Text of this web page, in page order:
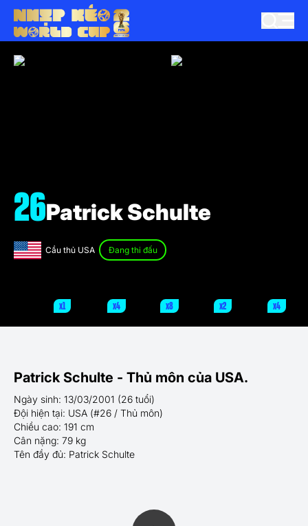
Cầu thủ USA Đang thi đấu
26Patrick Schulte
x1 x4 x8 x2 x4
Patrick Schulte - Thủ môn của USA.
Ngày sinh: 13/03/2001 (26 tuổi)
Đội hiện tại: USA (#26 / Thủ môn)
Chiều cao: 191 cm
Cân nặng: 79 kg
Tên đầy đủ: Patrick Schulte